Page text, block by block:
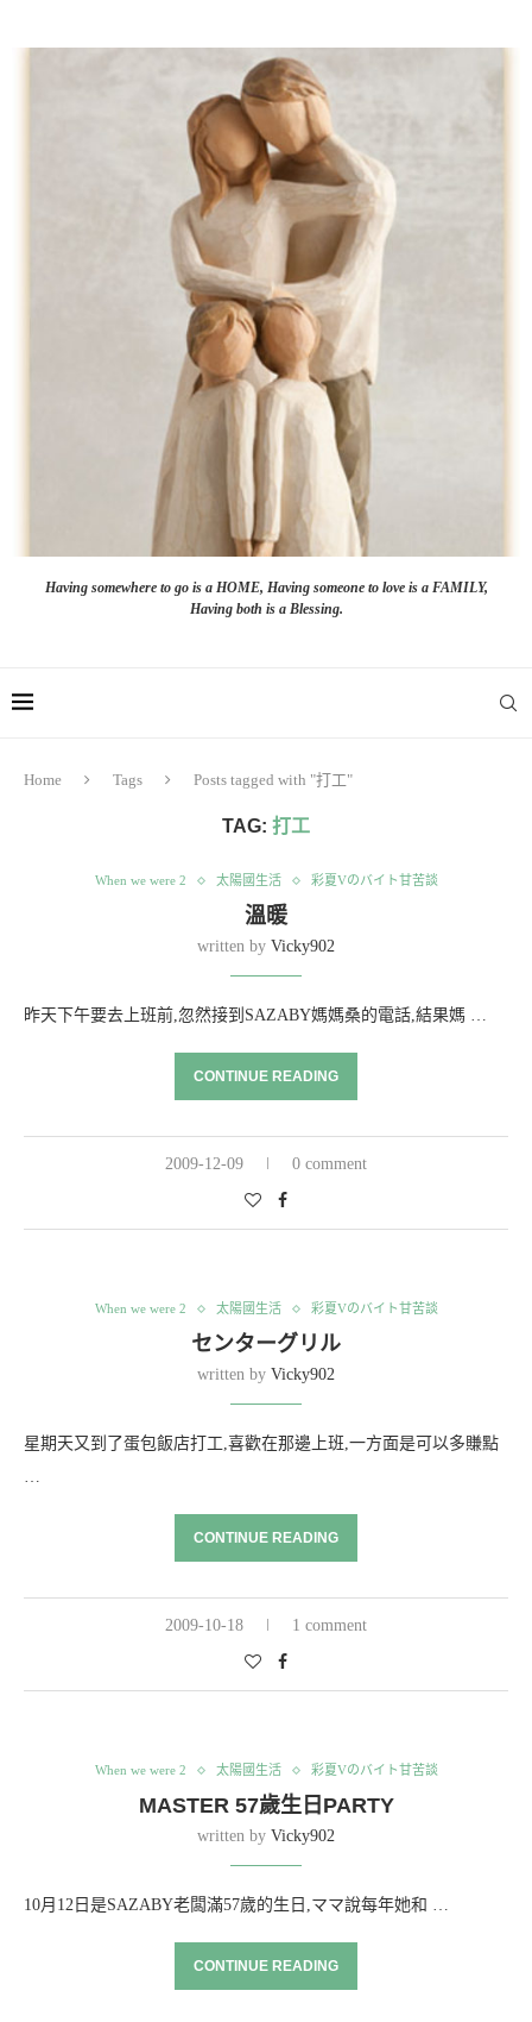
Having somewhere to go is a HOME, Having someone to love is a FAMILY,
Having both is a Blessing.
Home Tags Posts tagged with "打工"
TAG: 打工
When we were 2 太陽國生活 彩夏Vのバイト甘苦談
溫暖
written by Vicky902
昨天下午要去上班前,忽然接到SAZABY媽媽桑的電話,結果媽 …
CONTINUE READING
2009-12-09 0 comment
When we were 2 太陽國生活 彩夏Vのバイト甘苦談
センターグリル
written by Vicky902
星期天又到了蛋包飯店打工,喜歡在那邊上班,一方面是可以多賺點
…
CONTINUE READING
2009-10-18 1 comment
When we were 2 太陽國生活 彩夏Vのバイト甘苦談
MASTER 57歲生日PARTY
written by Vicky902
10月12日是SAZABY老闆滿57歲的生日,ママ說每年她和 …
CONTINUE READING